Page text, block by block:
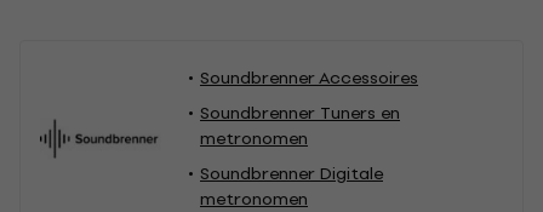
Soundbrenner Accessoires
Soundbrenner Tuners en
metronomen
Soundbrenner Digitale
metronomen